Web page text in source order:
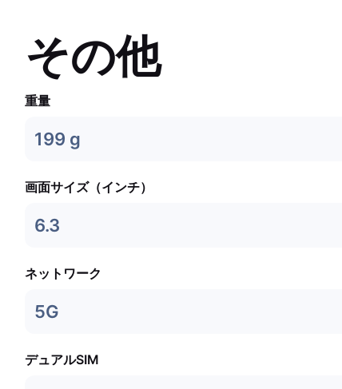
その他
重量
199 g
画面サイズ（インチ）
6.3
ネットワーク
5G
デュアルSIM